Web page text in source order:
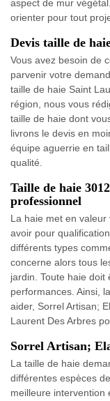
aspect de mur
orienter pour tout
Devis taille de
Vous avez besoin de
parvenir votre
taille de haie Saint
région, nous vous
taille de haie dont
livrons le devis en
équipe aguerrie en
qualité.
Taille de haie
professionnel
La haie met en
avoir pour
différents types
concerne alors tous
jardin. Toute haie
performances. Ainsi,
aider, Sorrel Artisan;
Laurent Des Arbres
Sorrel Artisan;
La taille de haie
différentes espèces
meilleure intervention